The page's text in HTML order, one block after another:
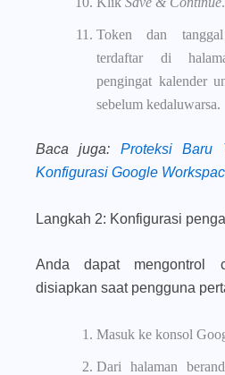
Token dan
terdaftar di
pengingat kalender
sebelum kedaluwarsa.
Baca juga:
Proteksi Baru
Konfigurasi Google
Langkah 2: Konfigurasi
Anda dapat mengontrol
disiapkan saat pengguna
Masuk ke konsol
Dari halaman